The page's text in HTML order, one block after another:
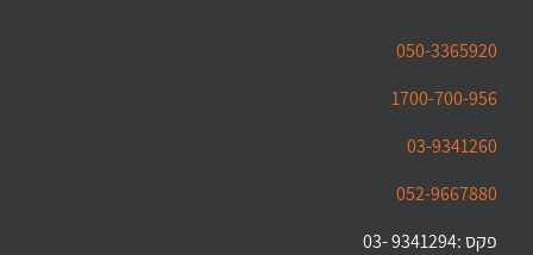
050-3365920
1700-700-956
03-9341260
052-9667880
פקס :9341294 -03